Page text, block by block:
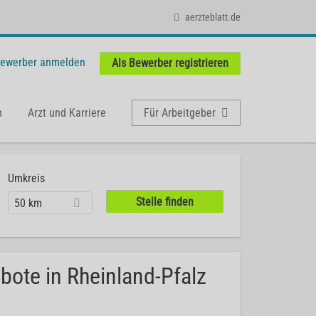
aerzteblatt.de
anmelden Als Bewerber registrieren
Arzt und Karriere Für Arbeitgeber
Umkreis
50 km
in Rheinland-Pfalz